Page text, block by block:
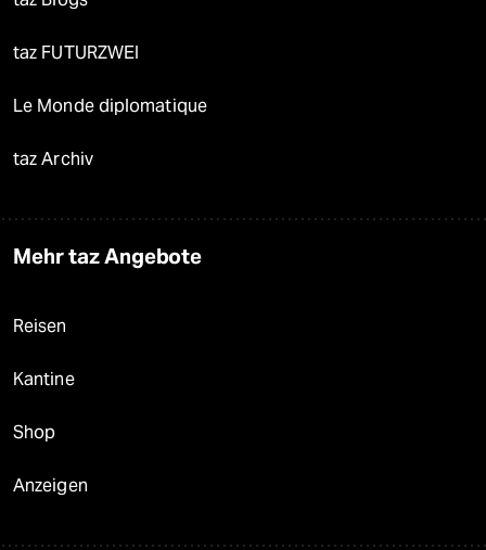
taz FUTURZWEI
Le Monde diplomatique
taz Archiv
Mehr taz Angebote
Reisen
Kantine
Shop
Anzeigen